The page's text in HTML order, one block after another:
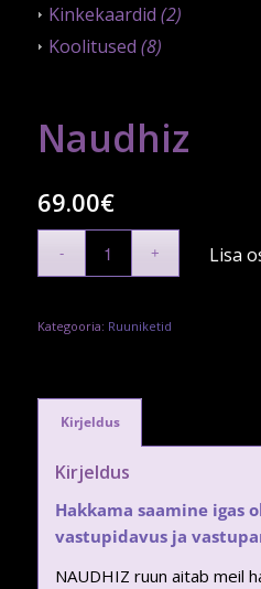
Kinkekaardid (2)
Koolitused (8)
Naudhiz
69.00€
Lisa
Kategooria: Ruuniketid
Kirjeldus
Kirjeldus
Hakkama saamine igas
vastupidavus ja
NAUDHIZ ruun aitab meil